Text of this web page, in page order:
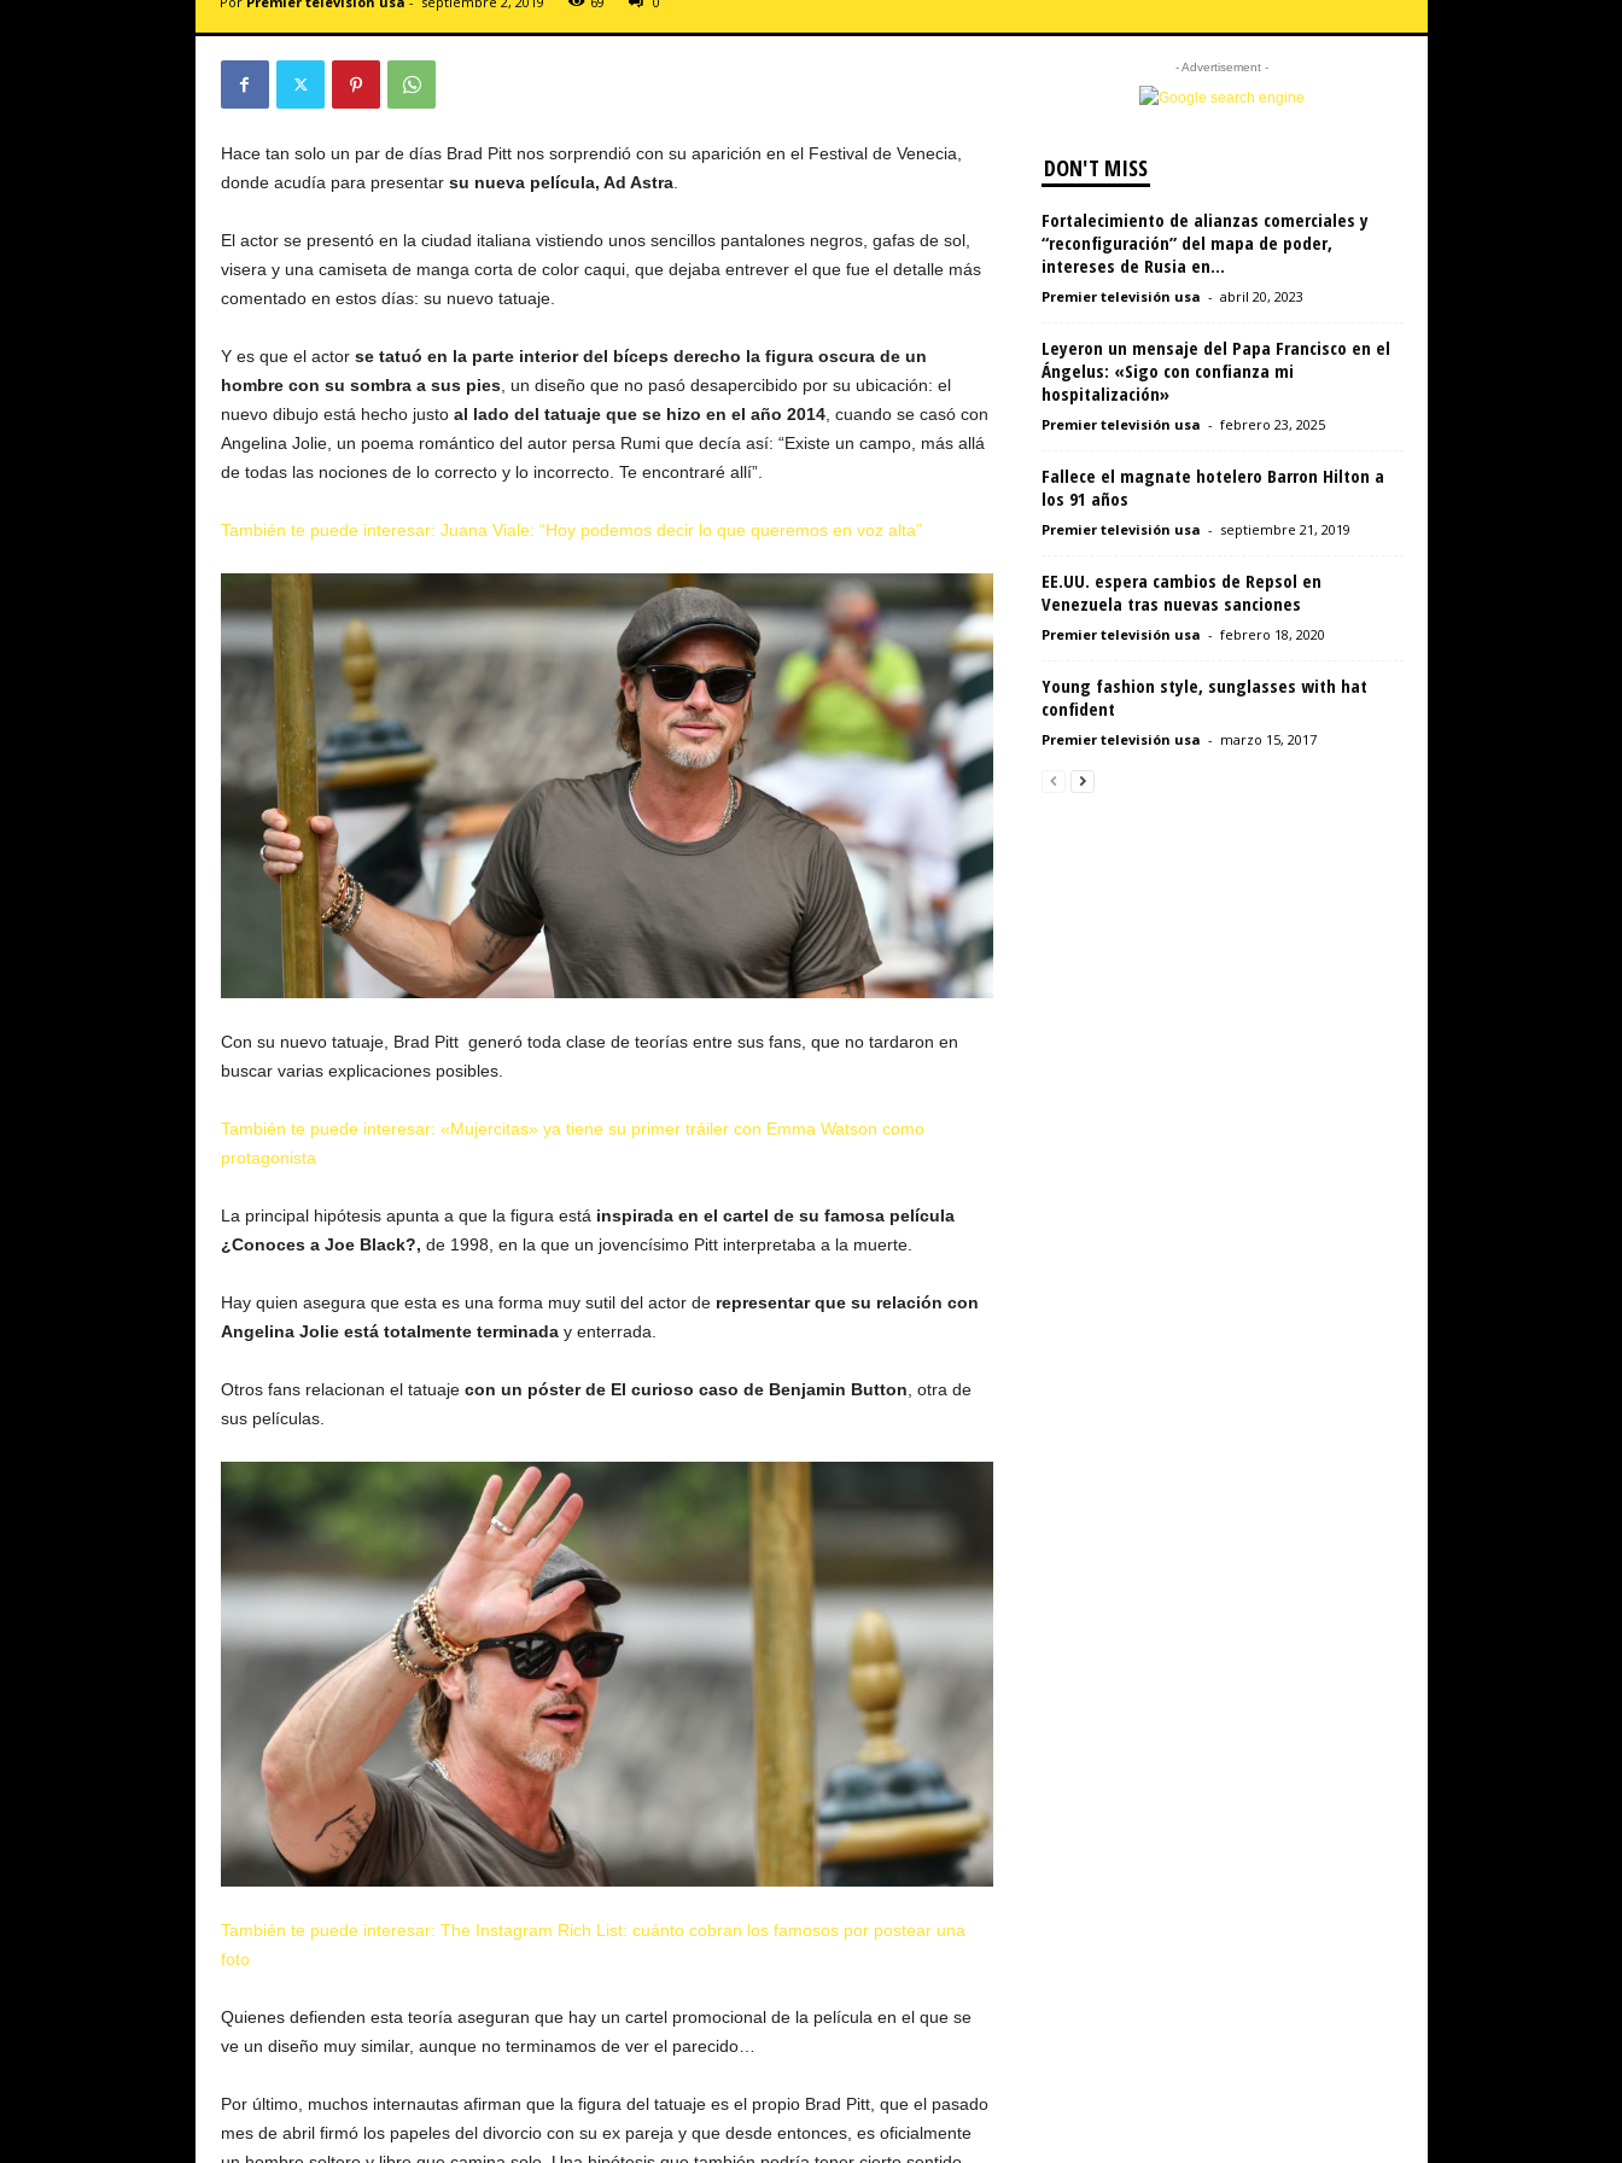
Hace tan solo un par de días Brad Pitt nos sorprendió con su aparición en el Festival de Venecia,
donde acudía para presentar su nueva película, Ad Astra.
El actor se presentó en la ciudad italiana vistiendo unos sencillos pantalones negros, gafas de sol,
visera y una camiseta de manga corta de color caqui, que dejaba entrever el que fue el detalle más
comentado en estos días: su nuevo tatuaje.
Y es que el actor se tatuó en la parte interior del bíceps derecho la figura oscura de un
hombre con su sombra a sus pies, un diseño que no pasó desapercibido por su ubicación: el
nuevo dibujo está hecho justo al lado del tatuaje que se hizo en el año 2014, cuando se casó con
Angelina Jolie, un poema romántico del autor persa Rumi que decía así: “Existe un campo, más allá
de todas las nociones de lo correcto y lo incorrecto. Te encontraré allí”.
También te puede interesar: Juana Viale: “Hoy podemos decir lo que queremos en voz alta”
Con su nuevo tatuaje, Brad Pitt generó toda clase de teorías entre sus fans, que no tardaron en
buscar varias explicaciones posibles.
También te puede interesar: «Mujercitas» ya tiene su primer tráiler con Emma Watson como
protagonista
La principal hipótesis apunta a que la figura está inspirada en el cartel de su famosa película
¿Conoces a Joe Black?, de 1998, en la que un jovencísimo Pitt interpretaba a la muerte.
Hay quien asegura que esta es una forma muy sutil del actor de representar que su relación con
Angelina Jolie está totalmente terminaday enterrada.
Otros fans relacionan el tatuaje con un póster de El curioso caso de Benjamin Button , otra de
sus películas.
También te puede interesar: The Instagram Rich List: cuánto cobran los famosos por postear una
foto
Quienes defienden esta teoría aseguran que hay un cartel promocional de la película en el que se
ve un diseño muy similar, aunque no terminamos de ver el parecido…
Por último, muchos internautas afirman que la figura del tatuaje es el propio Brad Pitt, que el pasado
mes de abril firmó los papeles del divorcio con su ex pareja y que desde entonces, es oficialmente
- Advertisement -
DON'T MISS
Fortalecimiento de alianzas comerciales y
“reconfiguración” del mapa de poder,
intereses de Rusia en...
Premier televisión usa - abril 20, 2023
Leyeron un mensaje del Papa Francisco en el
Ángelus: «Sigo con confianza mi
hospitalización»
Premier televisión usa - febrero 23, 2025
Fallece el magnate hotelero Barron Hilton a
los 91 años
Premier televisión usa - septiembre 21, 2019
EE.UU. espera cambios de Repsol en
Venezuela tras nuevas sanciones
Premier televisión usa - febrero 18, 2020
Young fashion style, sunglasses with hat
confident
Premier televisión usa - marzo 15, 2017